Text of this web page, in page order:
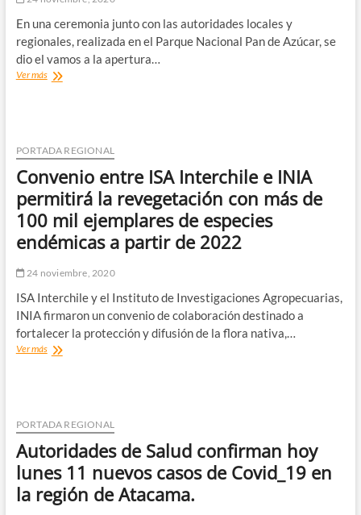
En una ceremonia junto con las autoridades locales y
regionales, realizada en el Parque Nacional Pan de Azúcar, se
dio el vamos a la apertura…
Ver másEn
la
reapertura
gradual
las
áreas
silvestres
protegidas
Atacama.
PORTADA REGIONAL
Convenio entre ISA Interchile e INIA
permitirá la revegetación con más de
100 mil ejemplares de especies
endémicas a partir de 2022
24 noviembre, 2020
ISA Interchile y el Instituto de Investigaciones Agropecuarias,
INIA firmaron un convenio de colaboración destinado a
fortalecer la protección y difusión de la flora nativa,…
Ver másConvenio
INIA
permitirá
la
revegetación
con
más
de
PORTADA REGIONAL
Autoridades de Salud confirman hoy
lunes 11 nuevos casos de Covid_19 en
la región de Atacama.